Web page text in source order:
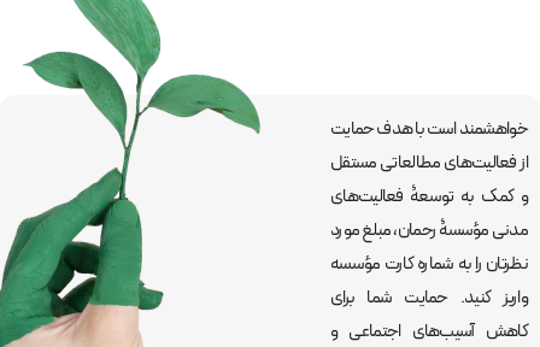
خواهشمند است با هدف حمایت
از فعالیت‌های مطالعاتی مستقل
و کمک به توسعۀ فعالیت‌های
مدنی مؤسسۀ رحمان، مبلغ مورد
نظرتان را به شماره کارت مؤسسه
واریز کنید. حمایت شما برای
کاهش آسیب‌های اجتماعی و